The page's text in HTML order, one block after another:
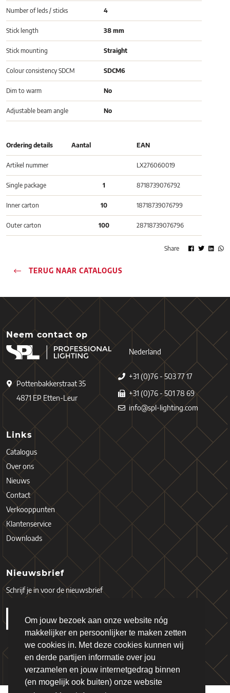
Om jouw bezoek aan onze website nóg
makkelijker en persoonlijker te maken zetten
we cookies in. Met deze cookies kunnen wij
en derde partijen informatie over jou
verzamelen en jouw internetgedrag binnen
(en mogelijk ook buiten) onze website
Number of leds / sticks 4
Stick length 38 mm
Stick mounting Straight
Colour consistency SDCM SDCM6
Dim to warm No
Adjustable beam angle No
Ordering details Aantal EAN
Artikel nummer LX276060019
Single package 1 8718739076792
Inner carton 10 18718739076799
Outer carton 100 28718739076796
Share
TERUG NAAR CATALOGUS
Neem contact op
Pottenbakkerstraat 35
4871 EP Etten-Leur
Nederland
+31 (0)76 - 503 77 17
+31 (0)76 - 501 78 69
info@spl-lighting.com
Links
Catalogus
Over ons
Nieuws
Contact
Verkooppunten
Klantenservice
Downloads
Nieuwsbrief
Schrijf je in voor de nieuwsbrief